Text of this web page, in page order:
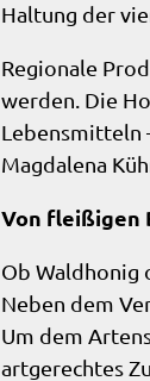
Haltung der
Regionale
werden. Die
Lebensmitteln
Magdalena
Von fleißigen
Ob Waldhonig
Neben dem
Um dem
artgerechtes